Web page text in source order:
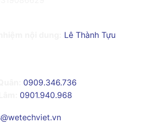
Lê Thành Tựu
0909.346.736
0901.940.968